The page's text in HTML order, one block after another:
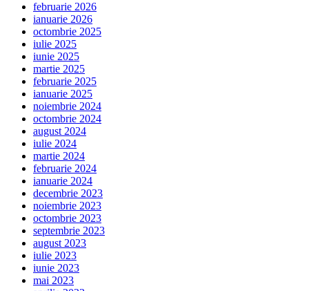
februarie 2026
ianuarie 2026
octombrie 2025
iulie 2025
iunie 2025
martie 2025
februarie 2025
ianuarie 2025
noiembrie 2024
octombrie 2024
august 2024
iulie 2024
martie 2024
februarie 2024
ianuarie 2024
decembrie 2023
noiembrie 2023
octombrie 2023
septembrie 2023
august 2023
iulie 2023
iunie 2023
mai 2023